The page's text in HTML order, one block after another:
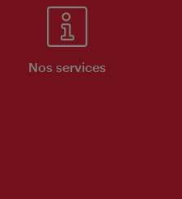
Nos services